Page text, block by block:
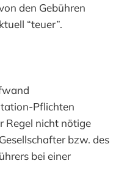
den Gebühren
“teuer”.
Pflichten
Regel nicht nötige
bzw. des
bei einer